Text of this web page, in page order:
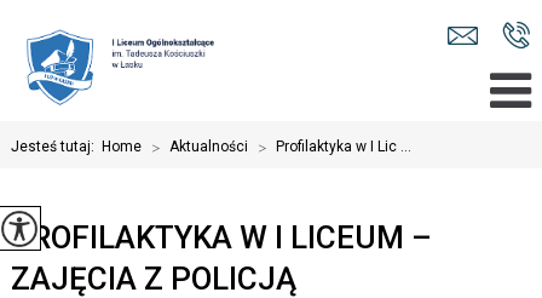
Jesteś tutaj: Home > Aktualności > Profilaktyka w I Lic ...
PROFILAKTYKA W I LICEUM –
ZAJĘCIA Z POLICJĄ